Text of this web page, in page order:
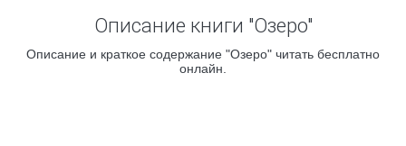
Описание книги "Озеро"
Описание и краткое содержание "Озеро" читать бесплатно
онлайн.